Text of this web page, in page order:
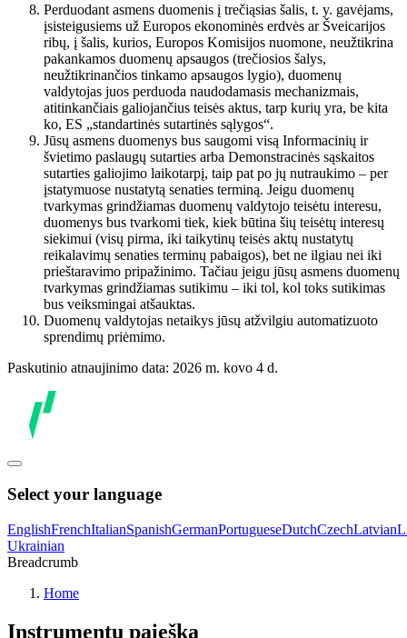
Perduodant asmens duomenis į trečiąsias šalis, t. y. gavėjams,
įsisteigusiems už Europos ekonominės erdvės ar Šveicarijos
ribų, į šalis, kurios, Europos Komisijos nuomone, neužtikrina
pakankamos duomenų apsaugos (trečiosios šalys,
neužtikrinančios tinkamo apsaugos lygio), duomenų
valdytojas juos perduoda naudodamasis mechanizmais,
atitinkančiais galiojančius teisės aktus, tarp kurių yra, be kita
ko, ES „standartinės sutartinės sąlygos“.
Jūsų asmens duomenys bus saugomi visą Informacinių ir
švietimo paslaugų sutarties arba Demonstracinės sąskaitos
sutarties galiojimo laikotarpį, taip pat po jų nutraukimo – per
įstatymuose nustatytą senaties terminą. Jeigu duomenų
tvarkymas grindžiamas duomenų valdytojo teisėtu interesu,
duomenys bus tvarkomi tiek, kiek būtina šių teisėtų interesų
siekimui (visų pirma, iki taikytinų teisės aktų nustatytų
reikalavimų senaties terminų pabaigos), bet ne ilgiau nei iki
prieštaravimo pripažinimo. Tačiau jeigu jūsų asmens duomenų
tvarkymas grindžiamas sutikimu – iki tol, kol toks sutikimas
bus veiksmingai atšauktas.
Duomenų valdytojas netaikys jūsų atžvilgiu automatizuoto
sprendimų priėmimo.
Paskutinio atnaujinimo data: 2026 m. kovo 4 d.
Select your language
EnglishFrenchItalianSpanishGermanPortugueseDutchCzechLatvian
Ukrainian
Breadcrumb
Home
Instrumentų paieška